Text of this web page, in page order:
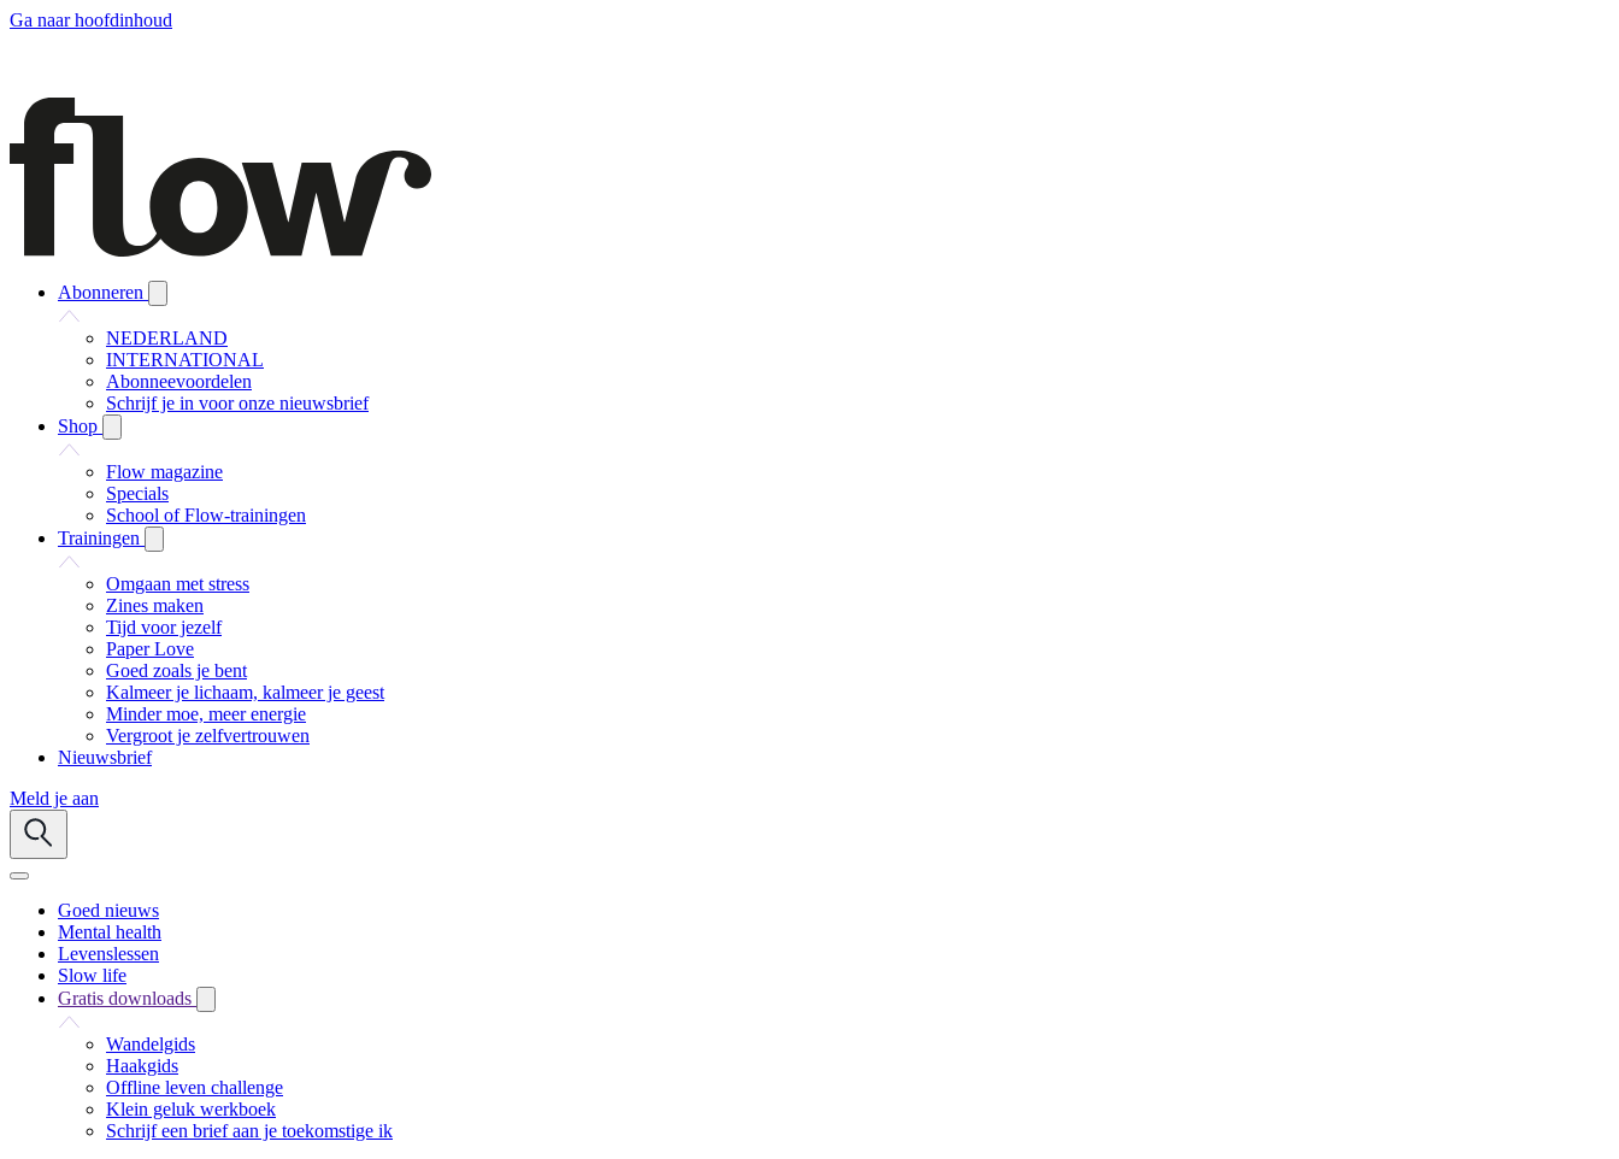
Ga naar hoofdinhoud
Abonneren
NEDERLAND
INTERNATIONAL
Abonneevoordelen
Schrijf je in voor onze nieuwsbrief
Shop
Flow magazine
Specials
School of Flow-trainingen
Trainingen
Omgaan met stress
Zines maken
Tijd voor jezelf
Paper Love
Goed zoals je bent
Kalmeer je lichaam, kalmeer je geest
Minder moe, meer energie
Vergroot je zelfvertrouwen
Nieuwsbrief
Meld je aan
Goed nieuws
Mental health
Levenslessen
Slow life
Gratis downloads
Wandelgids
Haakgids
Offline leven challenge
Klein geluk werkboek
Schrijf een brief aan je toekomstige ik